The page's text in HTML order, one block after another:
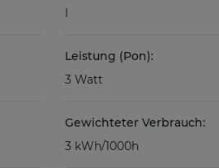
I
Leistung (Pon):
3 Watt
Gewichteter Verbrauch:
3 kWh/1000h